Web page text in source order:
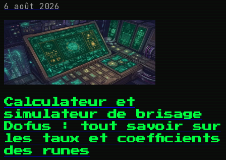
6 août 2026
Calculateur et
simulateur de brisage
Dofus : tout savoir sur
les taux et coefficients
des runes